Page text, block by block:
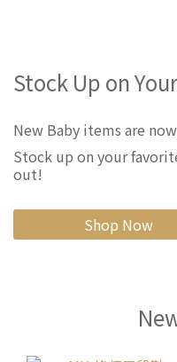
Stock Up on
New Baby items are
Stock up on your
out!
Shop Now